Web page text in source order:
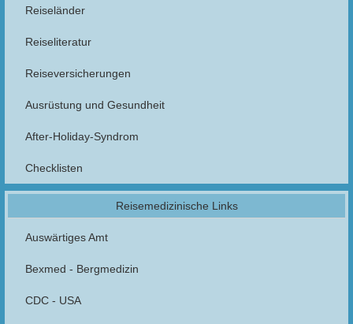
Reiseländer
Reiseliteratur
Reiseversicherungen
Ausrüstung und Gesundheit
After-Holiday-Syndrom
Checklisten
Reisemedizinische Links
Auswärtiges Amt
Bexmed - Bergmedizin
CDC - USA